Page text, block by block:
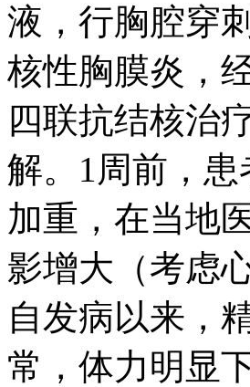
液，行胸腔穿
核性胸膜炎，
四联抗结核治
解。1周前，
加重，在当地
影增大（考虑
自发病以来，
常，体力明显下